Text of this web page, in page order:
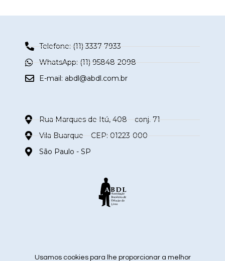
Telefone: (11) 3337-7933
WhatsApp: (11) 95848-2098
E-mail: abdl@abdl.com.br
Rua Marques de Itú, 408 – conj. 71
Vila Buarque – CEP: 01223-000
São Paulo - SP
siga nas redes sociais
Usamos cookies para lhe proporcionar a melhor